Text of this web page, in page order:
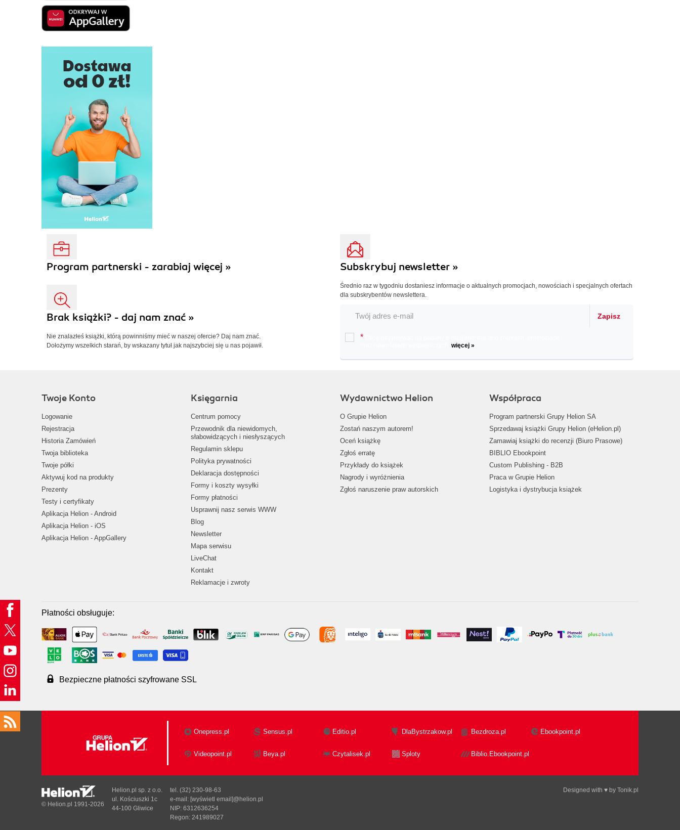
Program partnerski - zarabiaj więcej »
Brak książki? - daj nam znać »
Nie znalazłeś książki, którą powinniśmy mieć w naszej ofercie? Daj nam znać.
Dołożymy wszelkich starań, by wskazany tytuł jak najszybciej się u nas pojawił.
Subskrybuj newsletter »
Średnio raz w tygodniu dostaniesz informacje o aktualnych promocjach, nowościach i specjalnych ofertach
dla subskrybentów newslettera.
Zapisz
*
więcej »
Twoje Konto
Logowanie
Rejestracja
Historia Zamówień
Twoja biblioteka
Twoje półki
Aktywuj kod na produkty
Prezenty
Testy i certyfikaty
Aplikacja Helion - Android
Aplikacja Helion - iOS
Aplikacja Helion - AppGallery
Księgarnia
Centrum pomocy
Przewodnik dla niewidomych,
słabowidzących i niesłyszących
Regulamin sklepu
Polityka prywatności
Deklaracja dostępności
Formy i koszty wysyłki
Formy płatności
Usprawnij nasz serwis WWW
Blog
Newsletter
Mapa serwisu
LiveChat
Kontakt
Reklamacje i zwroty
Wydawnictwo Helion
O Grupie Helion
Zostań naszym autorem!
Oceń książkę
Zgłoś erratę
Przykłady do książek
Nagrody i wyróżnienia
Zgłoś naruszenie praw autorskich
Współpraca
Program partnerski Grupy Helion SA
Sprzedawaj książki Grupy Helion (eHelion.pl)
Zamawiaj książki do recenzji (Biuro Prasowe)
BIBLIO Ebookpoint
Custom Publishing - B2B
Praca w Grupie Helion
Logistyka i dystrybucja książek
Płatności obsługuje:
Bezpieczne płatności szyfrowane SSL
Onepress.pl Sensus.pl Editio.pl DlaBystrzakow.pl Bezdroza.pl Ebookpoint.pl
Videopoint.pl Beya.pl Czytalisek.pl Sploty Biblio.Ebookpoint.pl
Designed with ♥ by Tonik.pl
© Helion.pl 1991-2026
Helion.pl sp. z o.o.
ul. Kościuszki 1c
44-100 Gliwice
tel. (32) 230-98-63
e-mail: [wyświetl email]@helion.pl
NIP: 6312636254
Regon: 241989027